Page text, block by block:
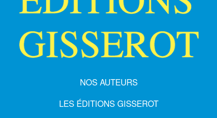
NOS AUTEURS
LES ÉDITIONS GISSEROT